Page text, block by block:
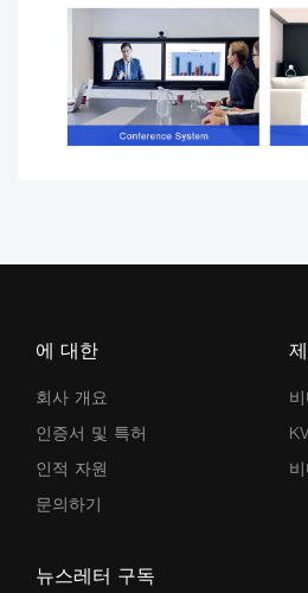
에 대한
회사 개요
인증서 및 특허
인적 자원
문의하기
뉴스레터 구독